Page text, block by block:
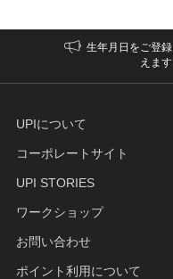
生年月日をご登
えま
UPIについて
コーポレートサイト
UPI STORIES
ワークショップ
お問い合わせ
ポイント利用について